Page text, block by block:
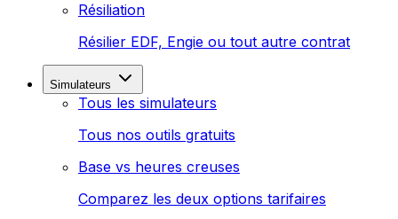
Résiliation
Résilier EDF, Engie ou tout autre contrat
Simulateurs
Tous les simulateurs
Tous nos outils gratuits
Base vs heures creuses
Comparez les deux options tarifaires